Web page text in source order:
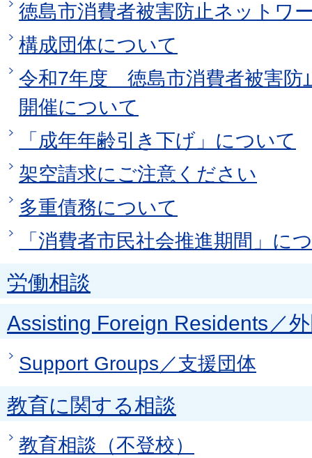
徳島市消費者被害防止ネットワ
構成団体について
令和7年度 徳島市消費者被害防
開催について
「成年年齢引き下げ」について
架空請求にご注意ください
多重債務について
「消費者市民社会推進期間」に
労働相談
Assisting Foreign Residents／
Support Groups／支援団体
教育に関する相談
教育相談（不登校）